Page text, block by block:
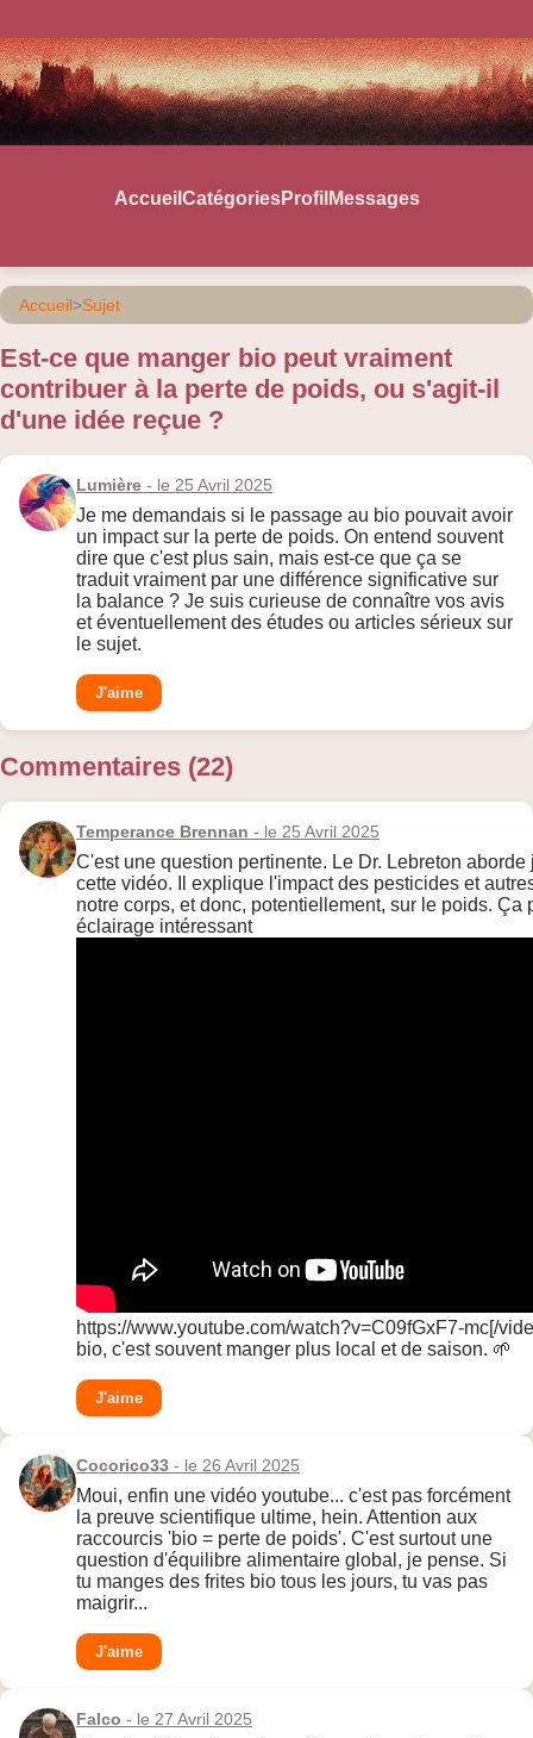
Accueil CatégoriesProfil Messages
Accueil>Sujet
Est-ce que manger bio peut vraiment
contribuer à la perte de poids, ou s'agit-il
d'une idée reçue ?
Lumière - le 25 Avril 2025
Je me demandais si le passage au bio pouvait avoir
un impact sur la perte de poids. On entend souvent
dire que c'est plus sain, mais est-ce que ça se
traduit vraiment par une différence significative sur
la balance ? Je suis curieuse de connaître vos avis
et éventuellement des études ou articles sérieux sur
le sujet.
J'aime
Commentaires (22)
Temperance Brennan - le 25 Avril 2025
C'est une question pertinente. Le Dr. Lebreton
cette vidéo. Il explique l'impact des pesticides et
notre corps, et donc, potentiellement, sur le poids. Ça
éclairage intéressant
https://www.youtube.com/watch?v=C09fGxF7-mc[/
bio, c'est souvent manger plus local et de saison. 🌱
J'aime
Cocorico33 - le 26 Avril 2025
Moui, enfin une vidéo youtube... c'est pas forcément
la preuve scientifique ultime, hein. Attention aux
raccourcis 'bio = perte de poids'. C'est surtout une
question d'équilibre alimentaire global, je pense. Si
tu manges des frites bio tous les jours, tu vas pas
maigrir...
J'aime
Falco - le 27 Avril 2025